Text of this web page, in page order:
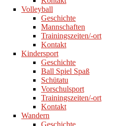
Volleyball
Geschichte
Mannschaften
Trainingszeiten/-ort
Kontakt
Kindersport
Geschichte
Ball Spiel Spaß
Schütatu
Vorschulsport
Trainingszeiten/-ort
Kontakt
Wandern
Geschichte